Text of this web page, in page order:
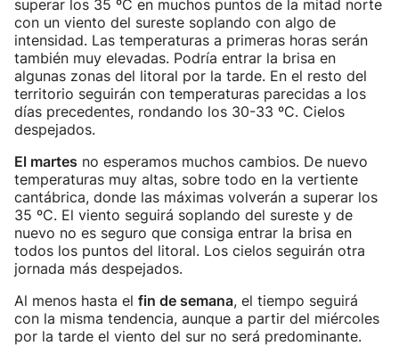
superar los 35 ºC en muchos puntos de la mitad norte
con un viento del sureste soplando con algo de
intensidad. Las temperaturas a primeras horas serán
también muy elevadas. Podría entrar la brisa en
algunas zonas del litoral por la tarde. En el resto del
territorio seguirán con temperaturas parecidas a los
días precedentes, rondando los 30-33 ºC. Cielos
despejados.
El martes no esperamos muchos cambios. De nuevo
temperaturas muy altas, sobre todo en la vertiente
cantábrica, donde las máximas volverán a superar los
35 ºC. El viento seguirá soplando del sureste y de
nuevo no es seguro que consiga entrar la brisa en
todos los puntos del litoral. Los cielos seguirán otra
jornada más despejados.
Al menos hasta el fin de semana, el tiempo seguirá
con la misma tendencia, aunque a partir del miércoles
por la tarde el viento del sur no será predominante.